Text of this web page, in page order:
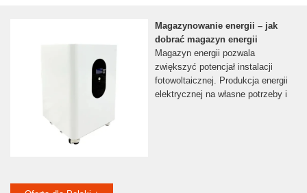
Magazynowanie energii – jak
dobrać magazyn energii
Magazyn energii pozwala
zwiększyć potencjał instalacji
fotowoltaicznej. Produkcja energii
elektrycznej na własne potrzeby i